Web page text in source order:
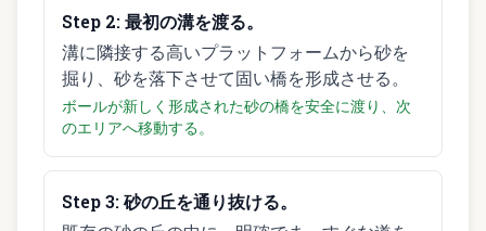
Step 2:最初の溝を渡る。
溝に隣接する高いプラットフォームから砂を
掘り、砂を落下させて固い橋を形成させる。
ボールが新しく形成された砂の橋を安全に渡り、次
のエリアへ移動する。
Step3:砂の丘を通り抜ける。